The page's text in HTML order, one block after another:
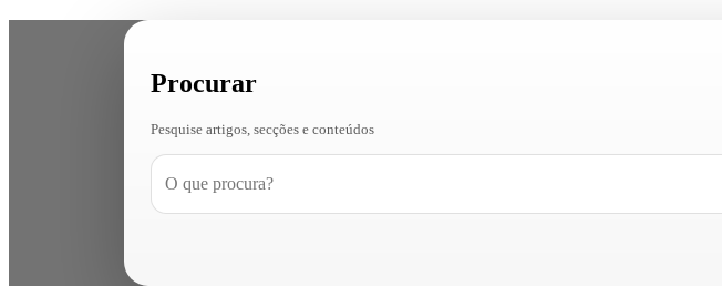
Procurar
Pesquise artigos, secções e conteúdos